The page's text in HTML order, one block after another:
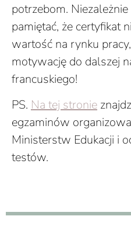
potrzebom.
pamiętać, że certyfikat
wartość na rynku
motywację do dalszej
francuskiego!
PS. Na tej stronie
egzaminów
Ministerstw Edukacji i
testów.